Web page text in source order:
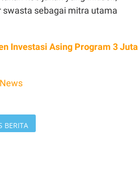
sebagai mitra utama
Investasi Asing Program 3 Juta
BERITA